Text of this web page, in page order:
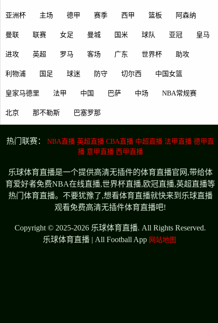
亚洲杯 主场 德甲 赛季 西甲 篮板 阿森纳
曼联 联赛 女足 曼城 国米 球队 亚冠 皇马
进攻 英超 罗马 客场 广东 世界杯 助攻
利物浦 国足 球迷 防守 切尔西 中国女篮
皇家马德里 法甲 中国 巴萨 中场 NBA常规赛
北京 那不勒斯 巴塞罗那
热门联赛： NBA直播 英超直播 CBA直播 中超直播 法甲直播 德甲直
播 意甲直播 西甲直播
乐球体育直播是一个提供高清无插件的体育直播官网,带给体
育爱好者免费NBA在线直播,世界杯直播,欧冠直播,英超直播等
热门体育直播。不要犹豫了,想看体育直播就快来到乐球直播
观看免费高清无插件体育直播吧!
Copyright © 2025-2026 乐球体育直播. All Rights Reserved.
乐球体育直播 | All Football App 网站地图